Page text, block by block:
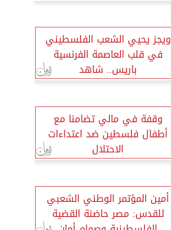
ويجز يحيي الشعب الفلسطيني
في قلب العاصمة الفرنسية
باريس.. شاهد
وقفة في مالي تضامنا مع
أطفال فلسطين ضد اعتداءات
الاحتلال
أمين المؤتمر الوطني الشعبي
للقدس: مصر حاضنة القضية